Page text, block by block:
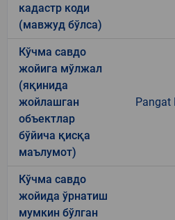
кадастр коди
(мавжуд бўлса)
Кўчма савдо
жойига мўлжал
(яқинида
жойлашган
объектлар
бўйича қисқа
маълумот)
Pangat
Кўчма савдо
жойида ўрнатиш
мумкин бўлган